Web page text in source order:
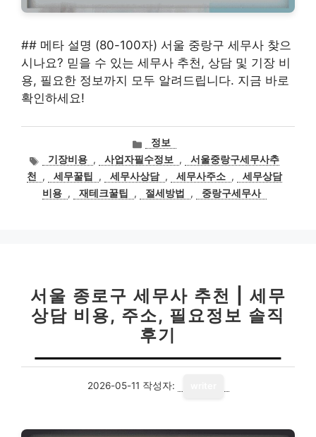
## 메타 설명 (80-100자) 서울 중랑구 세무사 찾으
시나요? 믿을 수 있는 세무사 추천, 상담 및 기장 비
용, 필요한 정보까지 모두 알려드립니다. 지금 바로
확인하세요!
카
테
고
리
정보
태기장비용 , 사업자필수정보 ,
서울중랑구세무사추
천
, 세무꿀팁 , 세무사상담 , 세무사주소 ,
세무상담
비용 , 재테크꿀팁 , 절세방법 , 중랑구세무사
서울 종로구 세무사 추천 | 세무
상담 비용, 주소, 필요정보 솔직
후기
2026-05-11 작성자: